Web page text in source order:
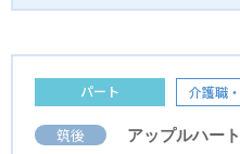
パート 介護職
筑後 アップルハー